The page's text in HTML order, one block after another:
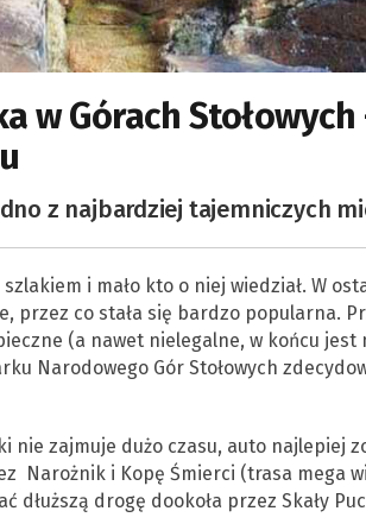
w Górach
z najbardziej tajemniczych
i mało kto o niej wiedział. W
przez co stała się bardzo popularna.
(a nawet nielegalne, w końcu
Narodowego Gór Stołowych
nie zajmuje dużo czasu, auto najlepiej
Narożnik i Kopę Śmierci (trasa mega
dłuższą drogę dookoła przez Skały